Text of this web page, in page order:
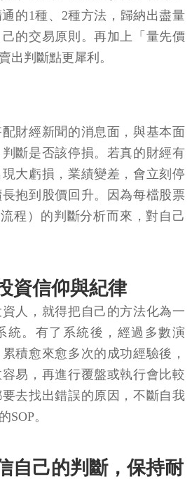
的1種、2種方法，歸納出盡量
的交易原則。再加上「量先價
出判斷點更犀利。
財經新聞的消息面，與基本面
斷是否該停損。若真的財經有
大虧損，業績變差，會立刻停
抱到股價回升。因為每檔股票
程）的判斷分析而來，對自己
資信仰與紀律
人，就得把自己的方法化為一
統。有了系統後，經過多數演
積愈來愈多次的成功經驗後，
易，再進行覆盤或執行會比較
去找出錯誤的原因，不斷自我
SOP。
自己的判斷，保持耐